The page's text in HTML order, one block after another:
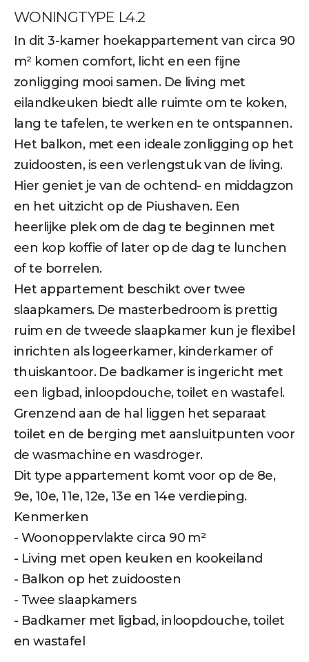
WONINGTYPE L4.2
In dit 3-kamer hoekappartement van circa 90
m² komen comfort, licht en een fijne
zonligging mooi samen. De living met
eilandkeuken biedt alle ruimte om te koken,
lang te tafelen, te werken en te ontspannen.
Het balkon, met een ideale zonligging op het
zuidoosten, is een verlengstuk van de living.
Hier geniet je van de ochtend- en middagzon
en het uitzicht op de Piushaven. Een
heerlijke plek om de dag te beginnen met
een kop koffie of later op de dag te lunchen
of te borrelen.
Het appartement beschikt over twee
slaapkamers. De masterbedroom is prettig
ruim en de tweede slaapkamer kun je flexibel
inrichten als logeerkamer, kinderkamer of
thuiskantoor. De badkamer is ingericht met
een ligbad, inloopdouche, toilet en wastafel.
Grenzend aan de hal liggen het separaat
toilet en de berging met aansluitpunten voor
de wasmachine en wasdroger.
Dit type appartement komt voor op de 8e,
9e, 10e, 11e, 12e, 13e en 14e verdieping.
Kenmerken
- Woonoppervlakte circa 90 m²
- Living met open keuken en kookeiland
- Balkon op het zuidoosten
- Twee slaapkamers
- Badkamer met ligbad, inloopdouche, toilet
en wastafel